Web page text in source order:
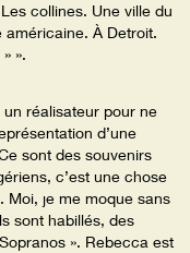
collines. Une ville du
À Detroit.
».
un réalisateur pour ne
d’une
sont des souvenirs
c’est une chose
Moi, je me moque sans
sont habillés, des
». Rebecca est